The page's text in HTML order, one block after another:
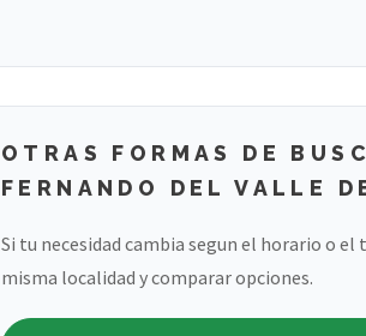
OTRAS FORMAS DE
FERNANDO DEL VALLE
Si tu necesidad cambia segun el horario o
misma localidad y comparar opciones.